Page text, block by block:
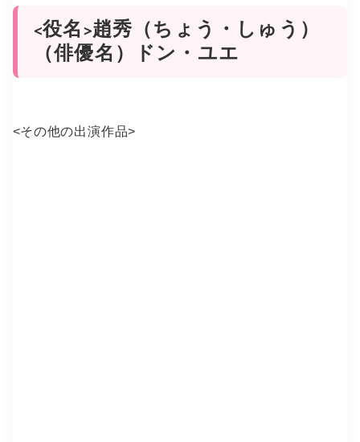
<役名>趙秀（ちょう・しゅう）
（俳優名）ドン・ユエ
<その他の出演作品>